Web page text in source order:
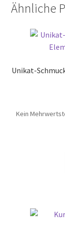
Ähnliche
Unikat-
Kein